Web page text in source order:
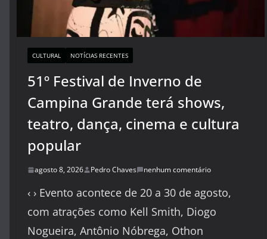
CULTURAL NOTÍCIAS RECENTES
51º Festival de Inverno de
Campina Grande terá shows,
teatro, dança, cinema e cultura
popular
agosto 8, 2026 Pedro Chaves nenhum comentário
‹ › Evento acontece de 20 a 30 de agosto,
com atrações como Kell Smith, Diogo
Nogueira, Antônio Nóbrega, Othon